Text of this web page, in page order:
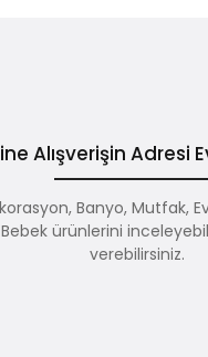
Alışverişin Adresi
Banyo, Mutfak,
ürünlerini
verebilirsiniz.